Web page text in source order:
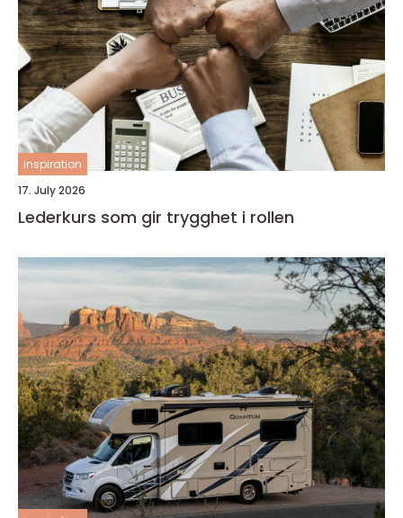
inspiration
17. July 2026
Lederkurs som gir trygghet i rollen